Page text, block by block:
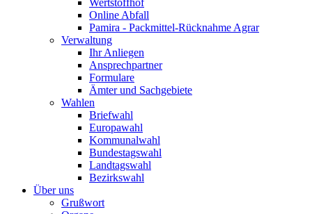
Wertstoffhof
Online Abfall
Pamira - Packmittel-Rücknahme Agrar
Verwaltung
Ihr Anliegen
Ansprechpartner
Formulare
Ämter und Sachgebiete
Wahlen
Briefwahl
Europawahl
Kommunalwahl
Bundestagswahl
Landtagswahl
Bezirkswahl
Über uns
Grußwort